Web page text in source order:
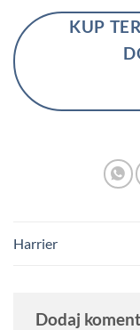
KUP
Harrier
Dodaj